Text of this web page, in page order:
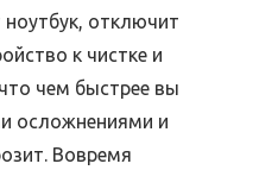
отключит
к чистке и
чем быстрее вы
осложнениями и
Вовремя